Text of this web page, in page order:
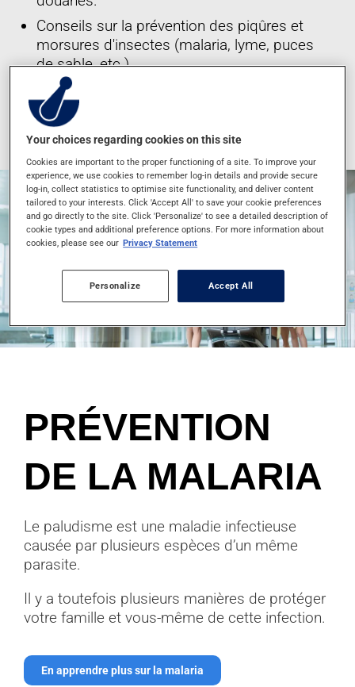
Conseils sur la prévention des piqûres et
morsures d'insectes (malaria, lyme, puces
de sable, etc.)
*Ces services sont offerts dans les succursales participantes
seulement
PRÉVENTION
DE LA MALARIA
Le paludisme est une maladie infectieuse
causée par plusieurs espèces d’un même
parasite.
Il y a toutefois plusieurs manières de protéger
votre famille et vous-même de cette infection.
En apprendre plus sur la malaria
Your choices regarding cookies on this site
Cookies are important to the proper functioning of a site. To improve your
experience, we use cookies to remember log-in details and provide secure
log-in, collect statistics to optimise site functionality, and deliver content
tailored to your interests. Click 'Accept All' to save your cookie preferences
and go directly to the site. Click 'Personalize' to see a detailed description of
cookie types and additional preference options. For more information about
cookies, please see our Privacy Statement
Personalize Accept All